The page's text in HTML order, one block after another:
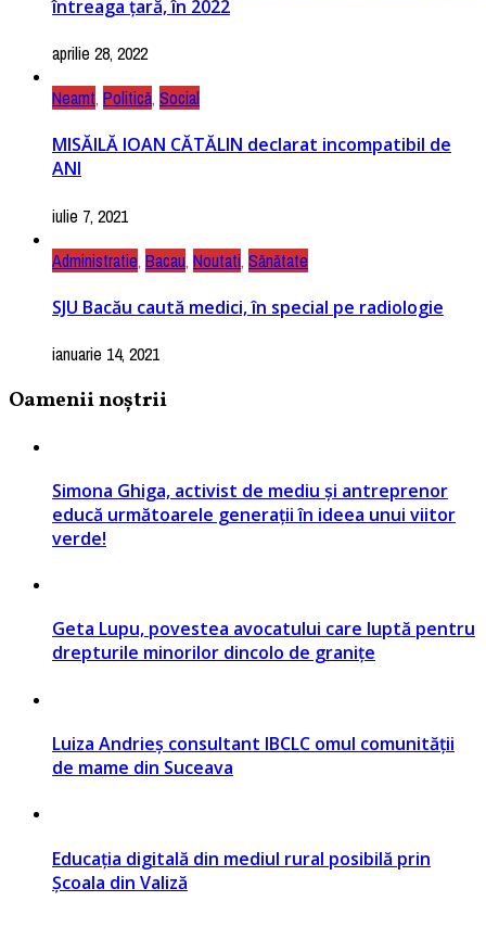
întreaga țară, în 2022
aprilie 28, 2022
Neamt, Politică, Social
MISĂILĂ IOAN CĂTĂLIN declarat incompatibil de
ANI
iulie 7, 2021
Administratie, Bacau, Noutati, Sănătate
SJU Bacău caută medici, în special pe radiologie
ianuarie 14, 2021
Oamenii noștrii
Simona Ghiga, activist de mediu și antreprenor
educă următoarele generații în ideea unui viitor
verde!
Geta Lupu, povestea avocatului care luptă pentru
drepturile minorilor dincolo de granițe
Luiza Andrieș consultant IBCLC omul comunității
de mame din Suceava
Educația digitală din mediul rural posibilă prin
Școala din Valiză